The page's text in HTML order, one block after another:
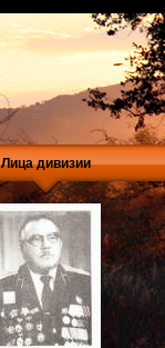
Лица дивизии